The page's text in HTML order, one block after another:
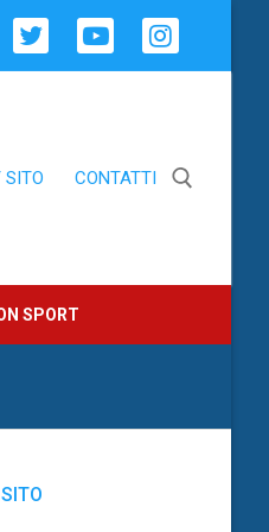
SITO CONTATTI
SPORT